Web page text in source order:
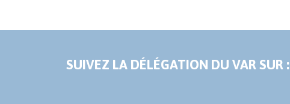
SUIVEZ LA DÉLÉGATION DU VAR SUR :